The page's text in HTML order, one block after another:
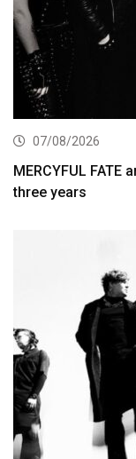
07/08/2026
MERCYFUL
three years